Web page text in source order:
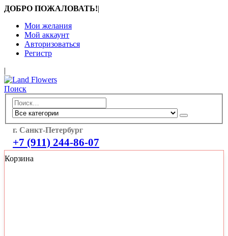
ДОБРО ПОЖАЛОВАТЬ!|
Мои желания
Мой аккаунт
Авторизоваться
Регистр
|
Поиск
г. Санкт-Петербург
+7 (911) 244-86-07
Корзина